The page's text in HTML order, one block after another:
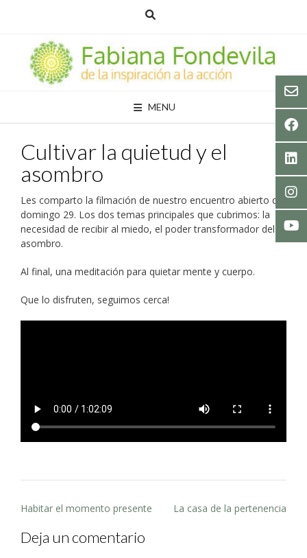
MENU
Cultivar la quietud y el
asombro
Les comparto la filmación de nuestro encuentro abierto del
domingo 29. Los dos temas principales que cubrimos: la
necesidad de recibir al miedo, el poder transformador del
asombro.
Al final, una meditación para quietar mente y cuerpo.
Que lo disfruten, seguimos cerca!
Post
Habitar el momento presente La casa de la pertenencia
Deja un comentario